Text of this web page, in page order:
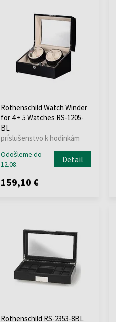
Rothenschild Watch Winder
for 4 + 5 Watches RS-1205-
BL
príslušenstvo k hodinkám
Odošleme do
12.08.
Detail
159,10 €
Rothenschild RS-2353-8BL